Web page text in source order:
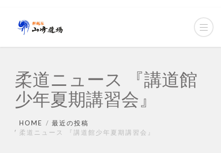
柔道ニュース 『講道館
少年夏期講習会』
HOME
最近の投稿
柔道ニュース 『講道館少年夏期講習会』